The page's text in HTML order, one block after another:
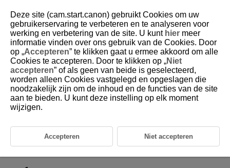
D388-093
Time-lapse-video's
Foto's die zijn gemaakt met het door u opgegeven interval, kunnen
automatisch worden gecombineerd om een time-lapse-video te maken.
Een time-lapse-video geeft weer hoe een onderwerp verandert in een
veel kortere tijd dan de daadwerkelijke tijd. Dit is efficiënt bij de
groeiende planten, de beweging van hemellichamen, enzovoort.
Merk op dat de framerate automatisch wordt bijgewerkt zodat deze
overeenkomt met de instelling voor [
:Systeemfrequentie] ( ).
Deze site (cam.start.canon) gebruikt Cookies om uw
gebruikerservaring te verbeteren en te analyseren voor
werking en verbetering van de site. U kunt hier meer
informatie vinden over ons gebruik van de Cookies. Door
op „Accepteren” te klikken gaat u ermee akkoord om alle
Cookies te accepteren. Door te klikken op „Niet
accepteren” of als geen van beide is geselecteerd,
worden alleen Cookies vastgelegd en opgeslagen die
noodzakelijk zijn om de inhoud en de functies van de site
aan te bieden. U kunt deze instelling op elk moment
wijzigen.
Accepteren Niet accepteren